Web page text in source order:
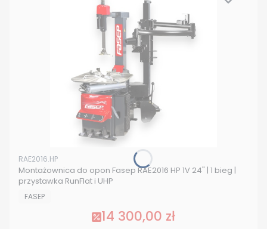
Kod produktu
RAE2016.HP
Montażownica do opon Fasep RAE2016 HP 1V 24" | 1 bieg |
przystawka RunFlat i UHP
PRODUCENT
FASEP
Cena promocyjna
14 300,00 zł